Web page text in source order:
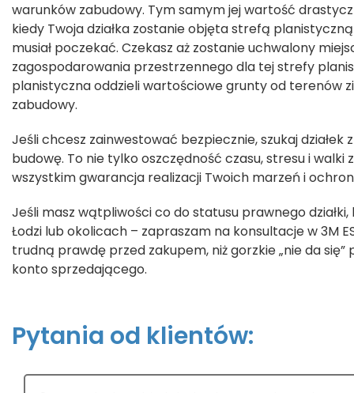
warunków zabudowy. Tym samym jej wartość
kiedy Twoja działka zostanie objęta strefą
musiał poczekać. Czekasz aż zostanie uchwalony
zagospodarowania przestrzennego dla tej strefy
planistyczna oddzieli wartościowe grunty od terenów
zabudowy.
Jeśli chcesz zainwestować bezpiecznie, szukaj działek
budowę. To nie tylko oszczędność czasu, stresu i walki
wszystkim gwarancja realizacji Twoich marzeń i
Jeśli masz wątpliwości co do statusu prawnego
Łodzi lub okolicach – zapraszam na konsultacje w 3M
trudną prawdę przed zakupem, niż gorzkie „nie da się”
konto sprzedającego.
Pytania od klientów: